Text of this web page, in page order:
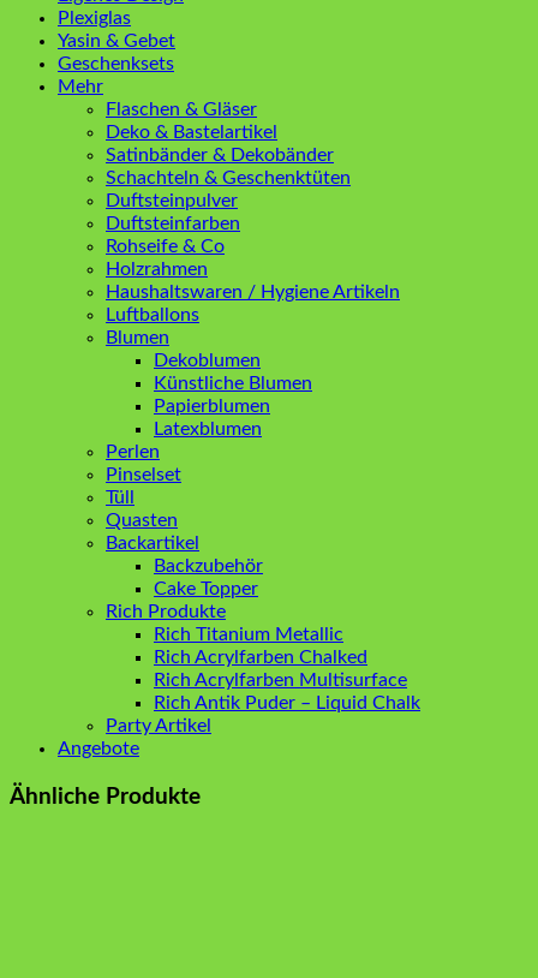
Plexiglas
Yasin & Gebet
Geschenksets
Mehr
Flaschen & Gläser
Deko & Bastelartikel
Satinbänder & Dekobänder
Schachteln & Geschenktüten
Duftsteinpulver
Duftsteinfarben
Rohseife & Co
Holzrahmen
Haushaltswaren / Hygiene Artikeln
Luftballons
Blumen
Dekoblumen
Künstliche Blumen
Papierblumen
Latexblumen
Perlen
Pinselset
Tüll
Quasten
Backartikel
Backzubehör
Cake Topper
Rich Produkte
Rich Titanium Metallic
Rich Acrylfarben Chalked
Rich Acrylfarben Multisurface
Rich Antik Puder – Liquid Chalk
Party Artikel
Angebote
Ähnliche Produkte